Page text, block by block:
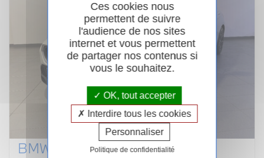
BMW SERIE 1 F70
Ces cookies nous
permettent de suivre
l'audience de nos sites
internet et vous permettent
de partager nos contenus si
vous le souhaitez.
OK, tout accepter
Interdire tous les cookies
Personnaliser
Politique de confidentialité